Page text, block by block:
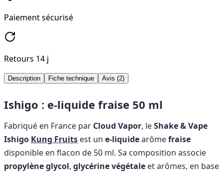
Paiement sécurisé
Retours 14 j
Description Fiche technique Avis (2)
Ishigo : e-liquide fraise 50 ml
Fabriqué en France par Cloud Vapor, leShake & Vape
Ishigo Kung Fruits est un e-liquidearômefraise
disponible en flacon de 50 ml. Sa composition associe
propylène glycol, glycérine végétale et arômes, en base